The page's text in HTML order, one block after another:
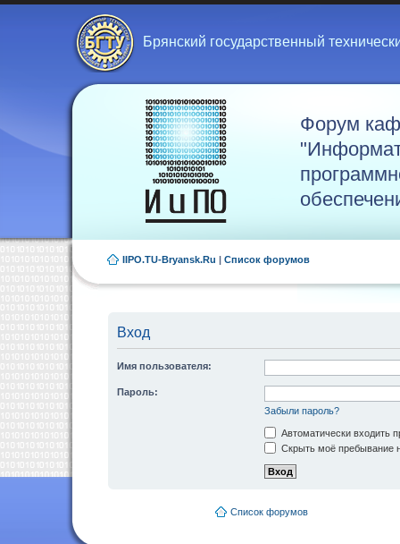
Брянский государственный
Форум
IIPO.TU-Bryansk.Ru | Список форумов
Вход
Имя пользователя:
Пароль:
Забыли пароль?
Автоматически входить
Скрыть моё пребывание
Список форумов